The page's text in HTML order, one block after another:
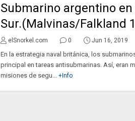
Submarino argentino
Sur.(Malvinas/Falkland
elSnorkel.com 0 Jun 16, 2019
En la estrategia naval británica, los
principal en tareas antisubmarinas. Así, eran
misiones de segu... +Info